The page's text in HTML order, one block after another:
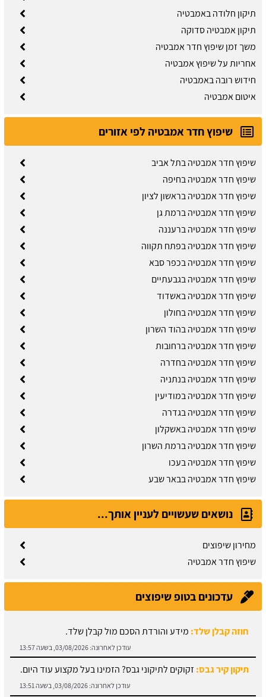
תיקון חלודה באמבטיה
תיקון אמבטיה סדוקה
משך זמן שיפוץ חדר אמבטיה
אחריות על שיפוץ אמבטיה
חידוש רובה באמבטיה
איטום אמבטיה
שיפוץ חדר אמבטיה לפי אזורים
שיפוץ חדר אמבטיה בתל אביב
שיפוץ חדר אמבטיה בחיפה
שיפוץ חדר אמבטיה בראשון לציון
שיפוץ חדר אמבטיה ברמת גן
שיפוץ חדר אמבטיה ברעננה
שיפוץ חדר אמבטיה בפתח תקווה
שיפוץ חדר אמבטיה בכפר סבא
שיפוץ חדר אמבטיה בגבעתיים
שיפוץ חדר אמבטיה באשדוד
שיפוץ חדר אמבטיה בחולון
שיפוץ חדר אמבטיה בהוד השרון
שיפוץ חדר אמבטיה ברחובות
שיפוץ חדר אמבטיה בחדרה
שיפוץ חדר אמבטיה בנתניה
שיפוץ חדר אמבטיה במודיעין
שיפוץ חדר אמבטיה בגדרה
שיפוץ חדר אמבטיה באשקלון
שיפוץ חדר אמבטיה ברמת השרון
שיפוץ חדר אמבטיה בעכו
שיפוץ חדר אמבטיה בבאר שבע
נושאים שעשויים לעניין אותך...
מחירון שיפוצים
שיפוץ חדר אמבטיה
עדכונים בטופ שיפוצים
תיקון קיר גבס:זקוקים לתיקוני גבס? הזמינו בעל מקצוע עוד היום.
עודכן לאחרונה:03/08/2026, בשעה 13:51
מחירון ריצוף:גלו את מחירי עבודות הריצוף והחיפוי.
עודכן לאחרונה: 03/08/2026, בשעה 13:43